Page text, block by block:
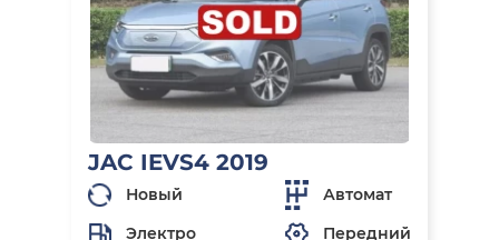
JAC IEVS4 2019
Новый
Автомат
Электро
Передний